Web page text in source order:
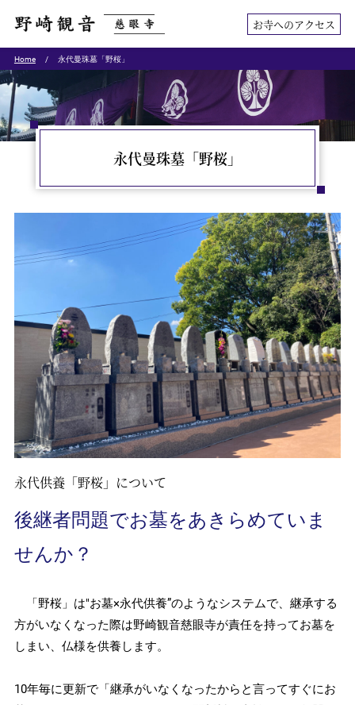
お寺へのアクセス
Home 永代曼珠墓「野桜」
永代曼珠墓「野桜」
永代供養「野桜」について
後継者問題でお墓をあきらめていま
せんか？
「野桜」は"お墓×永代供養”のようなシステムで、継承する
方がいなくなった際は野崎観音慈眼寺が責任を持ってお墓を
しまい、仏様を供養します。
10年毎に更新で「継承がいなくなったからと言ってすぐにお